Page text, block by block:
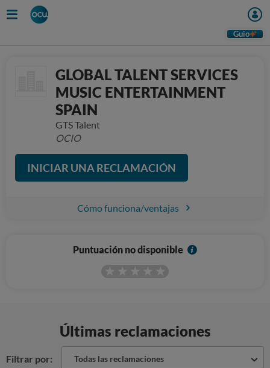
Guio
GLOBAL TALENT SERVICES
MUSIC ENTERTAINMENT
SPAIN
GTS Talent
OCIO
INICIAR UNA RECLAMACIÓN
Cómo funciona/ventajas
Puntuación no disponible
I
Últimas reclamaciones
Filtrar por: Todas las reclamaciones